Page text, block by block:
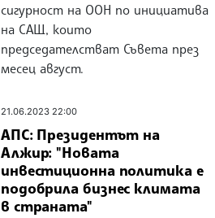
сигурност на ООН по инициатива
на САЩ, които
председателстват Съвета през
месец август.
21.06.2023 22:00
АПС: Президентът на
Алжир: "Новата
инвестиционна политика е
подобрила бизнес климата
в страната"